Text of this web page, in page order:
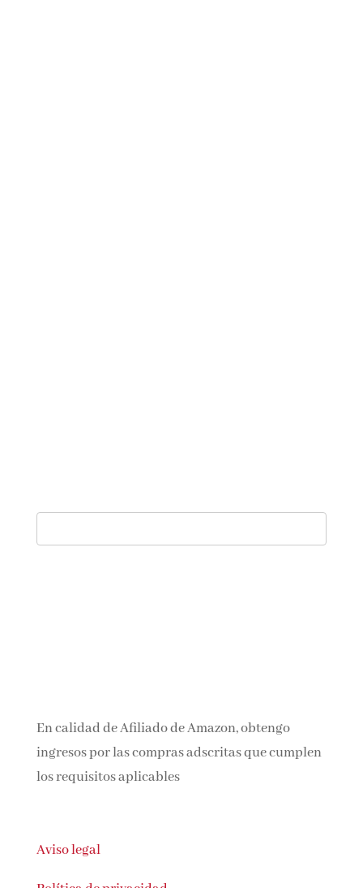
En calidad de Afiliado de Amazon, obtengo
ingresos por las compras adscritas que cumplen
los requisitos aplicables
Aviso legal